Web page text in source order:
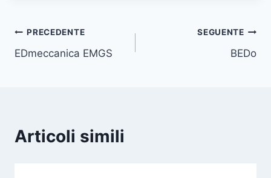
Navigazione
articoli
PRECEDENTE
EDmeccanica EMGS
SEGUENTE
BEDo
Articoli simili